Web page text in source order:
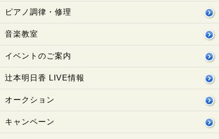
ピアノ調律・修理
音楽教室
イベントのご案内
辻本明日香 LIVE情報
オークション
キャンペーン